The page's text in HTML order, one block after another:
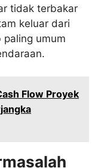
tidak terbakar
keluar dari
paling umum
Flow Proyek